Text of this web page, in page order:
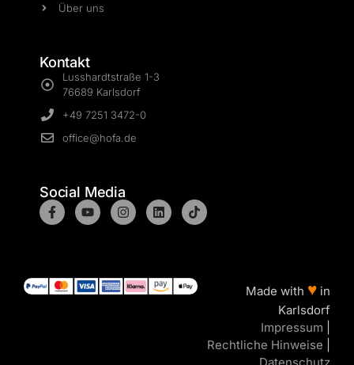
Über uns
Kontakt
Lusshardtstraße 1-3
76689 Karlsdorf
+49 7251 3472-0
office@hofa.de
Social Media
Made with ♥ in
Karlsdorf
Impressum
Rechtliche Hinweise
Datenschutz